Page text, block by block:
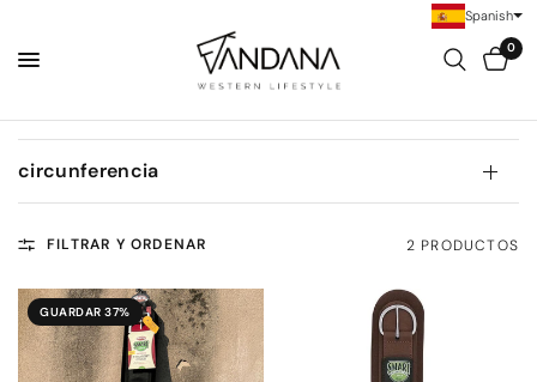
0
circunferencia
FILTRAR Y ORDENAR 2 PRODUCTOS
GUARDAR 37%
Spanish